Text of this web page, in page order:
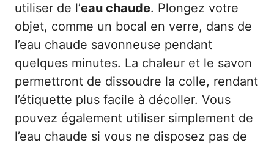
utiliser de l’eau chaude. Plongez votre
objet, comme un bocal en verre, dans de
l’eau chaude savonneuse pendant
quelques minutes. La chaleur et le savon
permettront de dissoudre la colle, rendant
l’étiquette plus facile à décoller. Vous
pouvez également utiliser simplement de
l’eau chaude si vous ne disposez pas de